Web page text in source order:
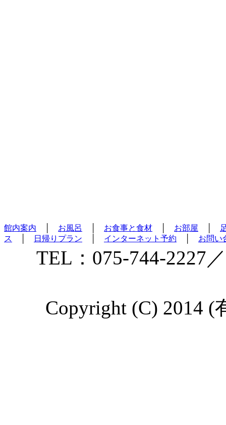
館内案内 お風呂 お食事と食材 お部屋
ス
日帰りプラン インターネット予約 お問い
TEL：075-744-2227
Copyright (C) 2014 (